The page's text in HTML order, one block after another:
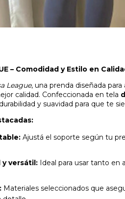
– Comodidad y Estilo en
League, una prenda diseñada
calidad. Confeccionada en tela
y suavidad para que te
Ajustá el soporte según tu
versátil: Ideal para usar tanto en
Materiales seleccionados que